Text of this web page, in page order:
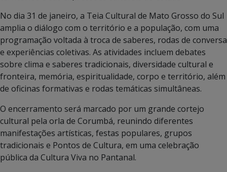
No dia 31 de janeiro, a Teia Cultural de Mato Grosso do Sul
amplia o diálogo com o território e a população, com uma
programação voltada à troca de saberes, rodas de conversa
e experiências coletivas. As atividades incluem debates
sobre clima e saberes tradicionais, diversidade cultural e
fronteira, memória, espiritualidade, corpo e território, além
de oficinas formativas e rodas temáticas simultâneas.
O encerramento será marcado por um grande cortejo
cultural pela orla de Corumbá, reunindo diferentes
manifestações artísticas, festas populares, grupos
tradicionais e Pontos de Cultura, em uma celebração
pública da Cultura Viva no Pantanal.